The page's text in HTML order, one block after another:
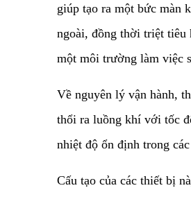
giúp tạo ra một bức màn
ngoài, đồng thời triệt tiêu
một môi trường làm việc
​Về nguyên lý vận hành,
thổi ra luồng khí với tốc
nhiệt độ ổn định trong
​Cấu tạo của các thiết bị